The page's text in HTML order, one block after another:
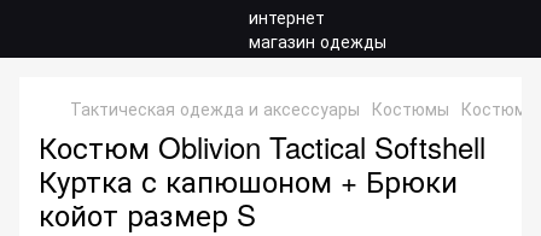
Тактическая одежда и аксессуары Костюмы Костюмы
Костюм Oblivion Tactical Softshell
Куртка с капюшоном + Брюки
койот размер S